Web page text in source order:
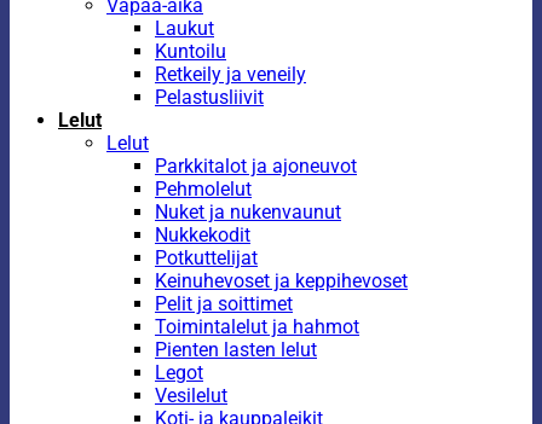
Vapaa-aika
Laukut
Kuntoilu
Retkeily ja veneily
Pelastusliivit
Lelut
Lelut
Parkkitalot ja ajoneuvot
Pehmolelut
Nuket ja nukenvaunut
Nukkekodit
Potkuttelijat
Keinuhevoset ja keppihevoset
Pelit ja soittimet
Toimintalelut ja hahmot
Pienten lasten lelut
Legot
Vesilelut
Koti- ja kauppaleikit